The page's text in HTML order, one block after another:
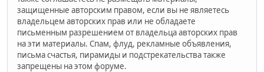
защищенные авторским правом, если вы не являетесь
владельцем авторских прав или не обладаете
письменным разрешением от владельца авторских прав
на эти материалы. Спам, флуд, рекламные объявления,
письма счастья, пирамиды и подстрекательства также
запрещены на этом форуме.